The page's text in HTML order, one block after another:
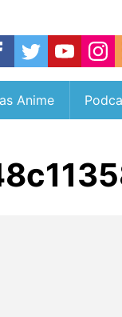
Anime